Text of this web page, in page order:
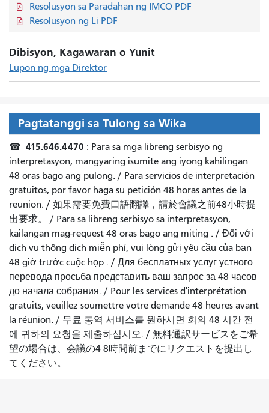
Resolusyon sa Paradahan ng IMCO PDF
Resolusyon ng Li PDF
Dibisyon, Kagawaran o Yunit
Lupon ng mga Direktor
Pagtatanggi sa Tulong sa Wika
☎ 415.646.4470 : Para sa mga libreng serbisyo ng
interpretasyon, mangyaring isumite ang iyong kahilingan
48 oras bago ang pulong. / Para servicios de interpretación
gratuitos, por favor haga su petición 48 horas antes de la
reunion. / 如果需要免費口語翻譯，請於會議之前48小時提
出要求。 / Para sa libreng serbisyo sa interpretasyon,
kailangan mag-request 48 oras bago ang miting . / Đối với
dịch vụ thông dịch miễn phí, vui lòng gửi yêu cầu của bạn
48 giờ trước cuộc họp . / Для бесплатных услуг устного
перевода просьба представить ваш запрос за 48 часов
до начала собрания. / Pour les services d'interprétation
gratuits, veuillez soumettre votre demande 48 heures avant
la réunion. / 무료 통역 서비스를 원하시면 회의 48 시간 전
에 귀하의 요청을 제출하십시오. / 無料通訳サービスをご希
望の場合は、会議の4 8時間前までにリクエストを提出し
てください。